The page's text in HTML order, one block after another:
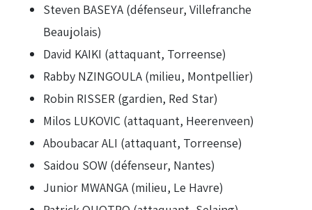
Steven BASEYA (défenseur, Villefranche
Beaujolais)
David KAIKI (attaquant, Torreense)
Rabby NZINGOULA (milieu, Montpellier)
Robin RISSER (gardien, Red Star)
Milos LUKOVIC (attaquant, Heerenveen)
Aboubacar ALI (attaquant, Torreense)
Saidou SOW (défenseur, Nantes)
Junior MWANGA (milieu, Le Havre)